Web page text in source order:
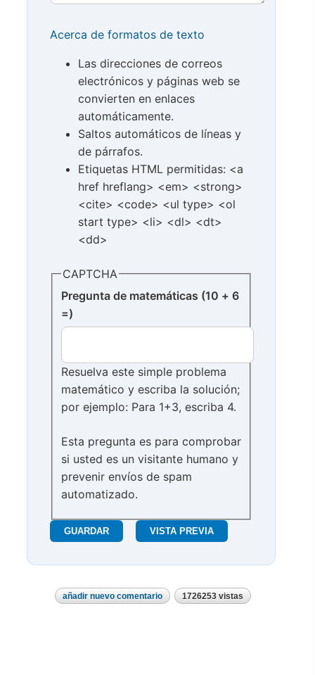
Acerca de formatos de texto
Las direcciones de correos
electrónicos y páginas web se
convierten en enlaces
automáticamente.
Saltos automáticos de líneas y
de párrafos.
Etiquetas HTML permitidas: <a
href hreflang> <em> <strong>
<cite> <code> <ul type> <ol
start type> <li> <dl> <dt>
<dd>
CAPTCHA
Pregunta de matemáticas (10 + 6
=)
Resuelva este simple problema
matemático y escriba la solución;
por ejemplo: Para 1+3, escriba 4.
Esta pregunta es para comprobar
si usted es un visitante humano y
prevenir envíos de spam
automatizado.
añadir nuevo comentario 1726253 vistas